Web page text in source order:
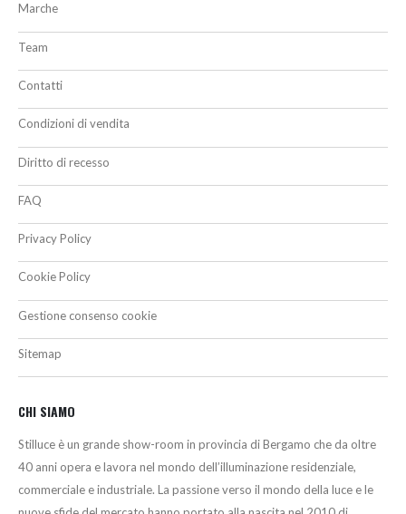
Marche
Team
Contatti
Condizioni di vendita
Diritto di recesso
FAQ
Privacy Policy
Cookie Policy
Gestione consenso cookie
Sitemap
CHI SIAMO
Stilluce è un grande show-room in provincia di Bergamo che da oltre
40 anni opera e lavora nel mondo dell’illuminazione residenziale,
commerciale e industriale. La passione verso il mondo della luce e le